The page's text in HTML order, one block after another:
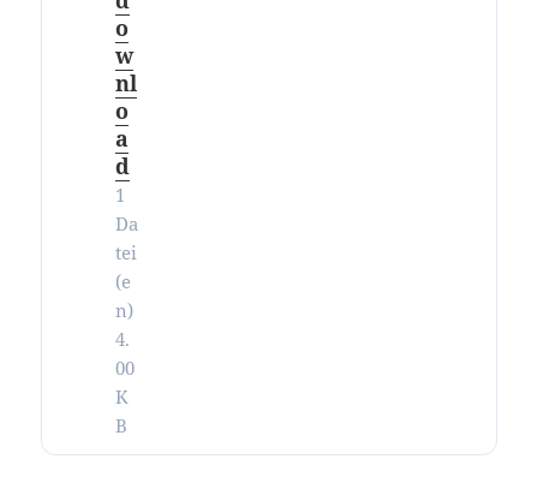
o
w
nl
o
a
d
1
Da
tei
(e
n)
4.
00
K
B